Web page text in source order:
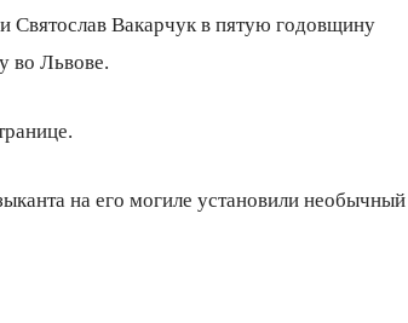
Святослав Вакарчук в пятую годовщину
во Львове.
на его могиле установили необычный